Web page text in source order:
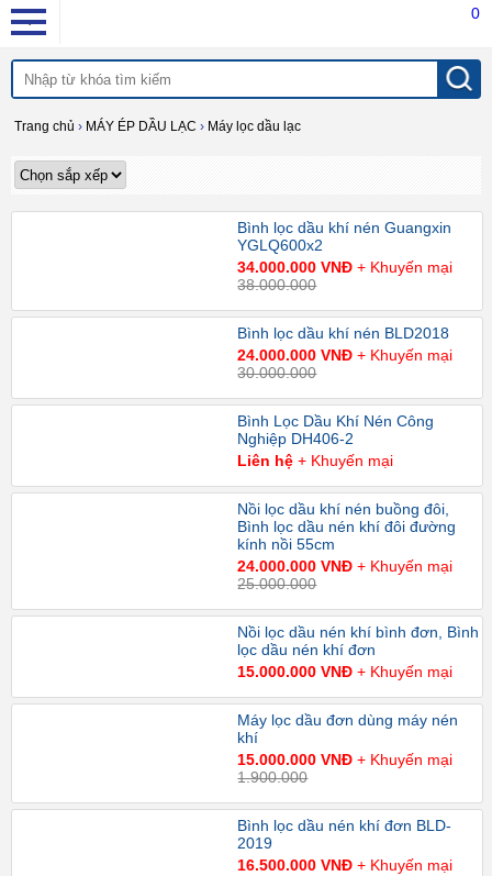
0
Trang chủ › MÁY ÉP DẦU LẠC › Máy lọc dầu lạc
Bình lọc dầu khí nén Guangxin
YGLQ600x2
34.000.000 VNĐ+ Khuyến mại
38.000.000
Bình lọc dầu khí nén BLD2018
24.000.000 VNĐ+ Khuyến mại
30.000.000
Bình Lọc Dầu Khí Nén Công
Nghiệp DH406-2
Liên hệ+ Khuyến mại
Nồi lọc dầu khí nén buồng đôi,
Bình lọc dầu nén khí đôi đường
kính nồi 55cm
24.000.000 VNĐ+ Khuyến mại
25.000.000
Nồi lọc dầu nén khí bình đơn, Bình
lọc dầu nén khí đơn
15.000.000 VNĐ+ Khuyến mại
Máy lọc dầu đơn dùng máy nén
khí
15.000.000 VNĐ+ Khuyến mại
1.900.000
Bình lọc dầu nén khí đơn BLD-
2019
16.500.000 VNĐ+ Khuyến mại